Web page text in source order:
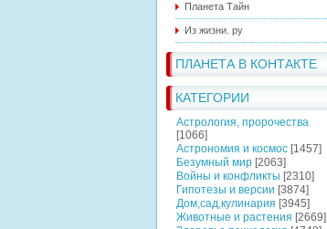
Планета Тайн
Из жизни. ру
ПЛАНЕТА В КОНТАКТЕ
КАТЕГОРИИ
Астрология, пророчества
[1066]
Астрономия и космос [1457]
Безумный мир [2063]
Войны и конфликты [2310]
Гипотезы и версии [3874]
Дом,сад,кулинария [3945]
Животные и растения [2669]